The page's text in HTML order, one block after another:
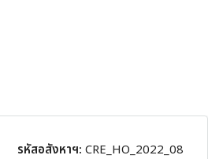
รหัสอสังหาฯ: CRE_HO_2022_08